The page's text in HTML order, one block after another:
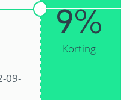
09-
9%
Korting